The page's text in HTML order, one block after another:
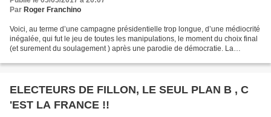
Par Roger Franchino
Voici, au terme d’une campagne présidentielle trop longue, d’une médiocrité
inégalée, qui fut le jeu de toutes les manipulations, le moment du choix final
(et surement du soulagement ) après une parodie de démocratie. La
ELECTEURS DE FILLON, LE SEUL PLAN B , C
'EST LA FRANCE !!